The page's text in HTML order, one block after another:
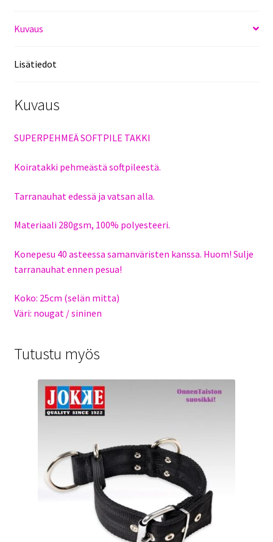
Kuvaus
Lisätiedot
Kuvaus
SUPERPEHMEÄ SOFTPILE TAKKI
Koiratakki pehmeästä softpileestä.
Tarranauhat edessä ja vatsan alla.
Materiaali 280gsm, 100% polyesteeri.
Konepesu 40 asteessa samanväristen kanssa. Huom! Sulje
tarranauhat ennen pesua!
Koko: 25cm (selän mitta)
Väri: nougat / sininen
Tutustu myös